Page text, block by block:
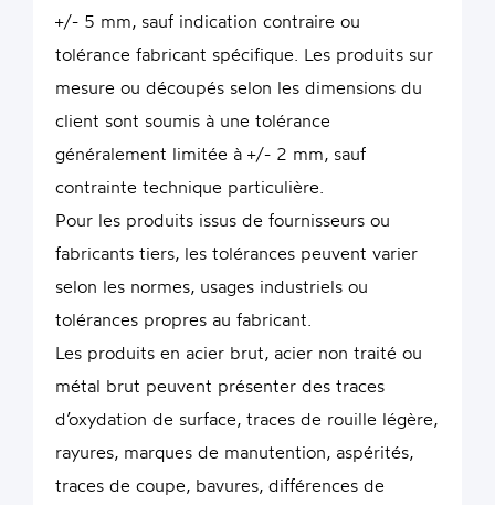
+/- 5 mm, sauf indication contraire ou
tolérance fabricant spécifique. Les produits sur
mesure ou découpés selon les dimensions du
client sont soumis à une tolérance
généralement limitée à +/- 2 mm, sauf
contrainte technique particulière.
Pour les produits issus de fournisseurs ou
fabricants tiers, les tolérances peuvent varier
selon les normes, usages industriels ou
tolérances propres au fabricant.
Les produits en acier brut, acier non traité ou
métal brut peuvent présenter des traces
d’oxydation de surface, traces de rouille légère,
rayures, marques de manutention, aspérités,
traces de coupe, bavures, différences de